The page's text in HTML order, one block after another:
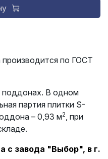
по ГОСТ
поддонах. В одном
партия плитки S-
– 0,93 м2 , при
с завода "Выбор", в г.